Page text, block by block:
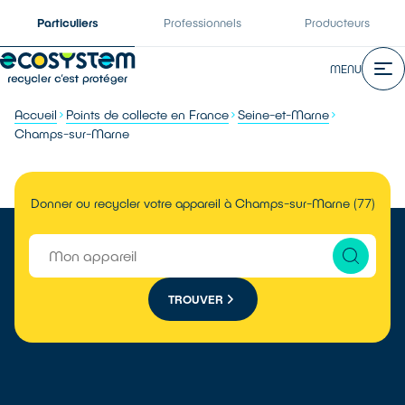
Particuliers Professionnels Producteurs
MENU
Accueil Points de collecte en France Seine-et-Marne
Champs-sur-Marne
Donner ou recycler votre appareil à Champs-sur-Marne (77)
TROUVER